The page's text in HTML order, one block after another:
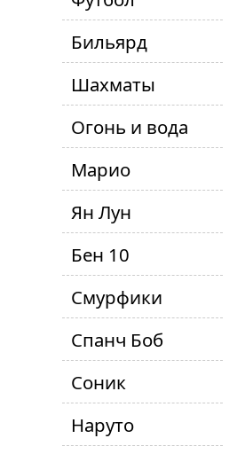
Бильярд
Шахматы
Огонь и вода
Марио
Ян Лун
Бен 10
Смурфики
Спанч Боб
Соник
Наруто